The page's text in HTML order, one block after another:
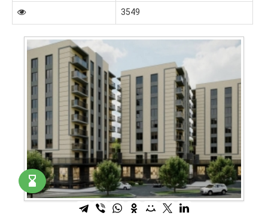
3549